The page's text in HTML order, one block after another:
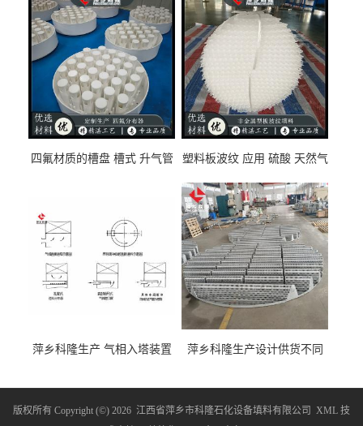
四氟材质的槽盘 槽式 升气管
塑料板波纹 应用 硫酸 天然气
萍乡科隆生产 气相入塔装置
萍乡科隆生产设计供货不同
绍
版权所有 Copyright (©) 2026 江西省萍乡市科隆石化设备填料有限公司 XML 技